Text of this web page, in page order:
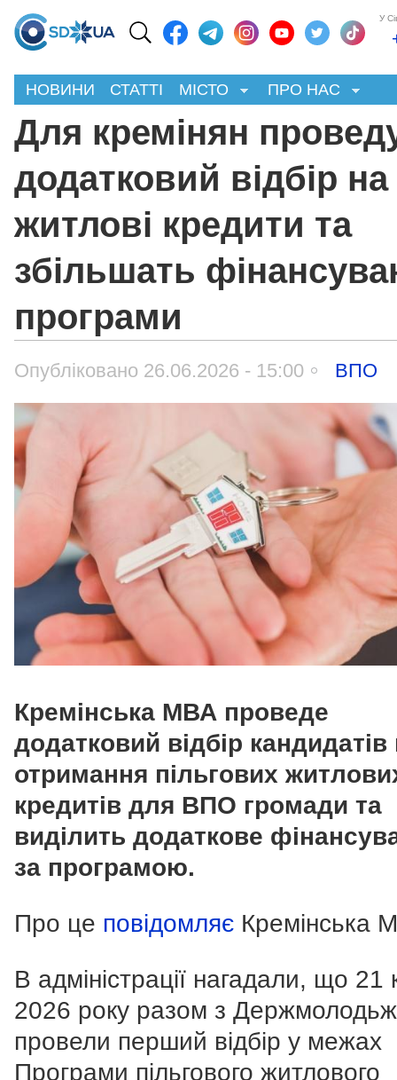
У
НОВИНИ СТАТТІ МІСТО ПРО НАС
Для кремінян
додатковий відбір на
житлові кредити та
збільшать
програми
Опубліковано 26.06.2026 - 15:00 ВПО
Кремінська МВА проведе
додатковий відбір кандидатів
отримання пільгових
кредитів для ВПО громади та
виділить додаткове
за програмою.
Про це повідомляє Кремінська
В адміністрації нагадали, що 21
2026 року разом з
провели перший відбір у межах
Програми пільгового житлового